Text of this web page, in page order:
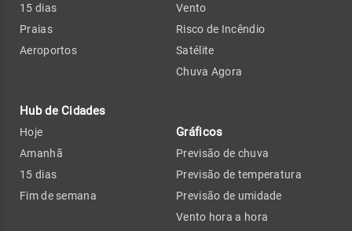
15 dias
Praias
Aeroportos
Hub de Cidades
Hoje
Amanhã
15 dias
Fim de semana
Vento
Risco de Incêndio
Satélite
Chuva Agora
Gráficos
Previsão de chuva
Previsão de temperatura
Previsão de umidade
Vento hora a hora